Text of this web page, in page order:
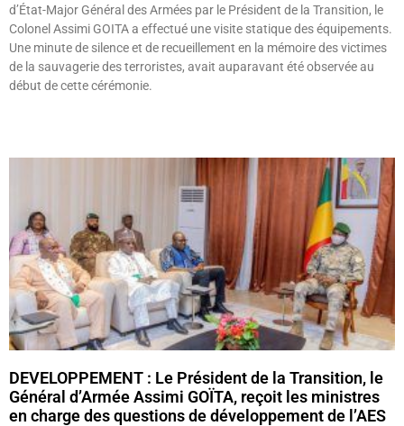
d’État-Major Général des Armées par le Président de la Transition, le
Colonel Assimi GOITA a effectué une visite statique des équipements.
Une minute de silence et de recueillement en la mémoire des victimes
de la sauvagerie des terroristes, avait auparavant été observée au
début de cette cérémonie.
DEVELOPPEMENT : Le Président de la Transition, le
Général d’Armée Assimi GOÏTA, reçoit les ministres
en charge des questions de développement de l’AES